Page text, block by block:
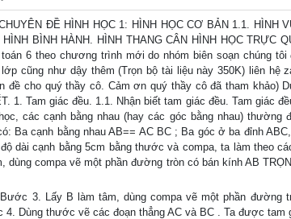
ĐỀ HÌNH HỌC 1: HÌNH HỌC CƠ BẢN 1.1. HÌNH
BÌNH HÀNH. HÌNH THANG CÂN HÌNH HỌC TRỰC
6 theo chương trình mới do nhóm biên soạn chúng
cũng như dậy thêm (Trọn bộ tài liệu này 350K) liên hệ
đề cho quý thầy cô. Cảm ơn quý thầy cô đã tham khảo)
1. Tam giác đều. 1.1. Nhận biết tam giác đều. Tam giác
các cạnh bằng nhau (hay các góc bằng nhau)
Ba cạnh bằng nhau AB== AC BC ; Ba góc ở ba đỉnh
dài cạnh bằng 5cm bằng thước và compa, ta làm theo
compa vẽ một phần đường tròn có bán kính AB
Bước 3. Lấy B làm tâm, dùng compa vẽ một phần đường
Dùng thước vẽ các đoạn thẳng AC và BC . Ta được tam